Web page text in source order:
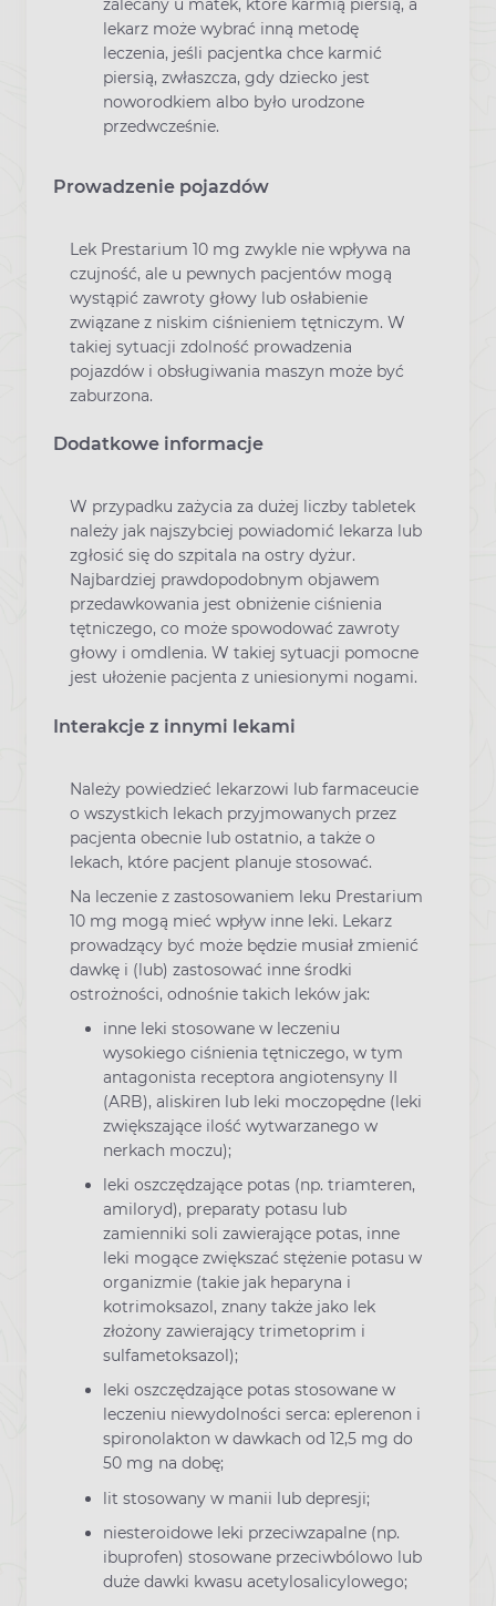
zalecany u matek, które karmią piersią, a
lekarz może wybrać inną metodę
leczenia, jeśli pacjentka chce karmić
piersią, zwłaszcza, gdy dziecko jest
noworodkiem albo było urodzone
przedwcześnie.
Prowadzenie pojazdów
Lek Prestarium 10 mg zwykle nie wpływa na
czujność, ale u pewnych pacjentów mogą
wystąpić zawroty głowy lub osłabienie
związane z niskim ciśnieniem tętniczym. W
takiej sytuacji zdolność prowadzenia
pojazdów i obsługiwania maszyn może być
zaburzona.
Dodatkowe informacje
W przypadku zażycia za dużej liczby tabletek
należy jak najszybciej powiadomić lekarza lub
zgłosić się do szpitala na ostry dyżur.
Najbardziej prawdopodobnym objawem
przedawkowania jest obniżenie ciśnienia
tętniczego, co może spowodować zawroty
głowy i omdlenia. W takiej sytuacji pomocne
jest ułożenie pacjenta z uniesionymi nogami.
Interakcje z innymi lekami
Należy powiedzieć lekarzowi lub farmaceucie
o wszystkich lekach przyjmowanych przez
pacjenta obecnie lub ostatnio, a także o
lekach, które pacjent planuje stosować.
Na leczenie z zastosowaniem leku Prestarium
10 mg mogą mieć wpływ inne leki. Lekarz
prowadzący być może będzie musiał zmienić
dawkę i (lub) zastosować inne środki
ostrożności, odnośnie takich leków jak:
inne leki stosowane w leczeniu
wysokiego ciśnienia tętniczego, w tym
antagonista receptora angiotensyny II
(ARB), aliskiren lub leki moczopędne (leki
zwiększające ilość wytwarzanego w
nerkach moczu);
leki oszczędzające potas (np. triamteren,
amiloryd), preparaty potasu lub
zamienniki soli zawierające potas, inne
leki mogące zwiększać stężenie potasu w
organizmie (takie jak heparyna i
kotrimoksazol, znany także jako lek
złożony zawierający trimetoprim i
sulfametoksazol);
leki oszczędzające potas stosowane w
leczeniu niewydolności serca: eplerenon i
spironolakton w dawkach od 12,5 mg do
50 mg na dobę;
lit stosowany w manii lub depresji;
niesteroidowe leki przeciwzapalne (np.
ibuprofen) stosowane przeciwbólowo lub
duże dawki kwasu acetylosalicylowego;